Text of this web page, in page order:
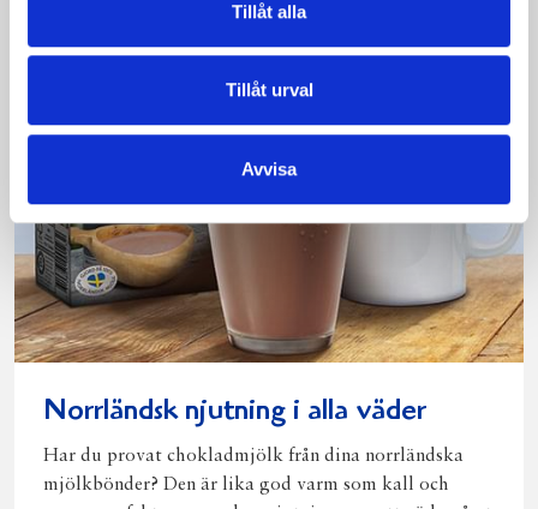
Tillåt alla
Tillåt urval
Avvisa
Norrländsk njutning i alla väder
Har du provat chokladmjölk från dina norrländska
mjölkbönder? Den är lika god varm som kall och